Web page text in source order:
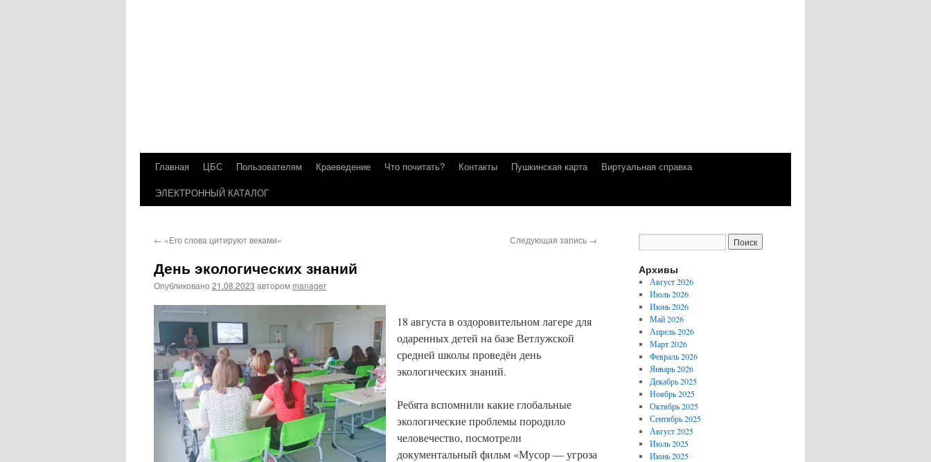
Перейти
Главная ЦБС Пользователям Краеведение Что почитать? Контакты Пушкинская карта
Виртуальная справка
ЭЛЕКТРОННЫЙ КАТАЛОГ
← «Его слова цитируют веками» Следующая запись →
День экологических знаний
Опубликовано 21.08.2023 автором manager
18 августа в оздоровительном лагере для
одаренных детей на базе Ветлужской
средней школы проведён день
экологических знаний.
Ребята вспомнили какие глобальные
экологические проблемы породило
человечество, посмотрели
документальный фильм «Мусор — угроза
Архивы
Август 2026
Июль 2026
Июнь 2026
Май 2026
Апрель 2026
Март 2026
Февраль 2026
Январь 2026
Декабрь 2025
Ноябрь 2025
Октябрь 2025
Сентябрь 2025
Август 2025
Июль 2025
Июнь 2025